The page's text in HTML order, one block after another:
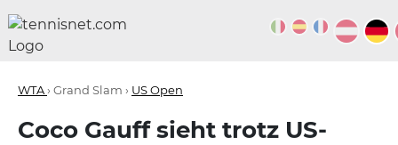
WTA› Grand Slam › US Open
Coco Gauff sieht trotz US-